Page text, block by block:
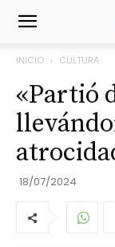
INICIO CULTURA
«Partió
18/07/2024